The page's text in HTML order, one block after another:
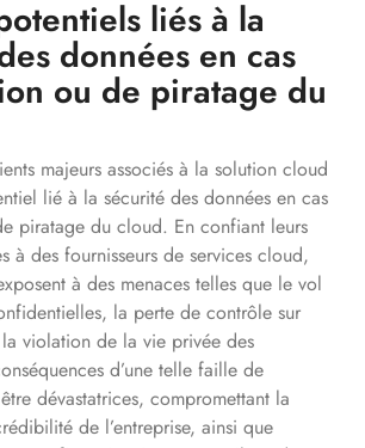
liés à la
données en cas
ou de piratage du
majeurs associés à la solution cloud
lié à la sécurité des données en cas
piratage du cloud. En confiant leurs
à des fournisseurs de services cloud,
à des menaces telles que le vol
la perte de contrôle sur
violation de la vie privée des
d’une telle faille de
dévastatrices, compromettant la
de l’entreprise, ainsi que